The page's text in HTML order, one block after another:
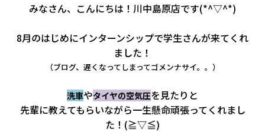
イベント・キャンペーン
ご購入者サポート
アフターサポート
会社情報
みなさん、こんにちは！川中島原店です(*^▽^*)
8月のはじめにインターンシップで学生さんが来てくれ
ました！
（ブログ、遅くなってしまってゴメンナサイ。。）
洗車やタイヤの空気圧を見たりと
先輩に教えてもらいながら一生懸命頑張ってくれまし
た！(≧▽≦)